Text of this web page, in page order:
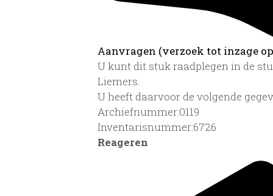
Aanvragen (verzoek tot inzage
U kunt dit stuk raadplegen in de
Liemers.
U heeft daarvoor de volgende
Archiefnummer:0119
Inventarisnummer:6726
Reageren